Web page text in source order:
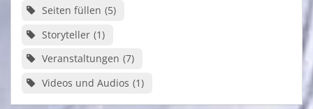
Seiten füllen 5
Storyteller 1
Veranstaltungen 7
Videos und Audios 1